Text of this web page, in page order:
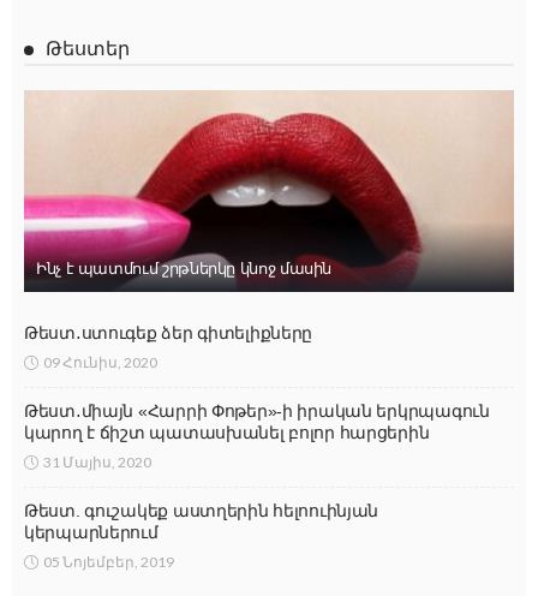
Թեստեր
Ինչ է պատմում շրթներկը կնոջ մասին
Թեստ․ստուգեք ձեր գիտելիքները
09 Հունիս, 2020
Թեստ․միայն «Հարրի Փոթեր»-ի իրական երկրպագուն
կարող է ճիշտ պատասխանել բոլոր հարցերին
31 Մայիս, 2020
Թեստ. գուշակեք աստղերին հելոուինյան
կերպարներում
05 Նոյեմբեր, 2019